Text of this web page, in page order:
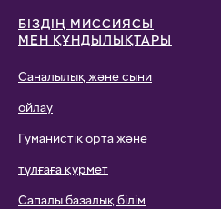
БІЗДІҢ МИССИЯСЫ
МЕН ҚҰНДЫЛЫҚТАРЫ
Саналылық және сыни
ойлау
Гуманистік орта және
тұлғаға құрмет
Сапалы базалық білім